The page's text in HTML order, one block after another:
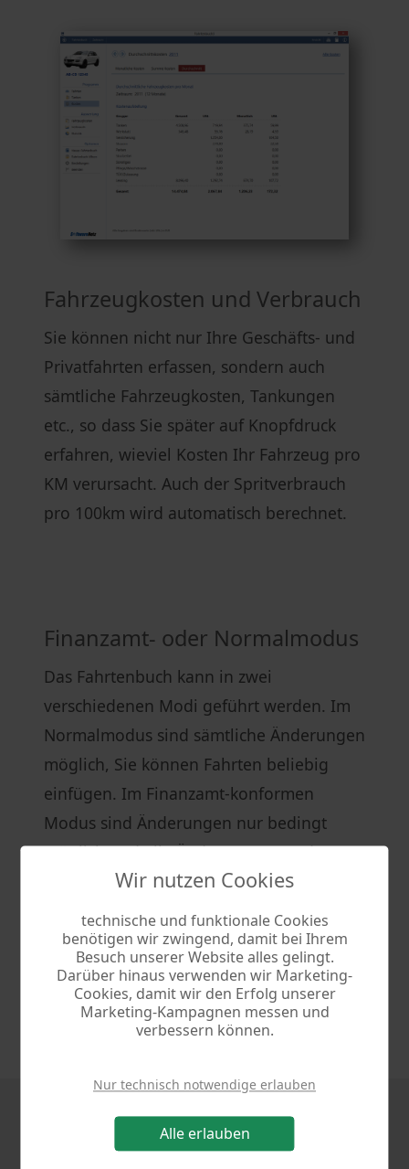
Wir nutzen Cookies
technische und funktionale Cookies
benötigen wir zwingend, damit bei Ihrem
Besuch unserer Website alles gelingt.
Darüber hinaus verwenden wir Marketing-
Cookies, damit wir den Erfolg unserer
Marketing-Kampagnen messen und
verbessern können.
Nur technisch notwendige erlauben
Alle erlauben
Fahrzeugkosten und Verbrauch
Sie können nicht nur Ihre Geschäfts- und
Privatfahrten erfassen, sondern auch
sämtliche Fahrzeugkosten, Tankungen
etc., so dass Sie später auf Knopfdruck
erfahren, wieviel Kosten Ihr Fahrzeug pro
KM verursacht. Auch der Spritverbrauch
pro 100km wird automatisch berechnet.
Finanzamt- oder Normalmodus
Das Fahrtenbuch kann in zwei
verschiedenen Modi geführt werden. Im
Normalmodus sind sämtliche Änderungen
möglich, Sie können Fahrten beliebig
einfügen. Im Finanzamt-konformen
Modus sind Änderungen nur bedingt
möglich und alle Änderungen werden,
wie vom Finanzamt gefordert,
festgehalten.
Anforderungen des
Finanzamts an ein elektronisches
Fahrtenbuch